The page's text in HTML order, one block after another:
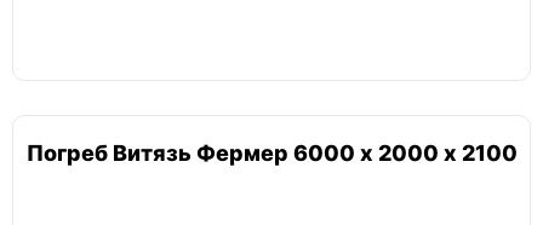
Погреб Витязь Фермер 6000 х 2000 х 2100